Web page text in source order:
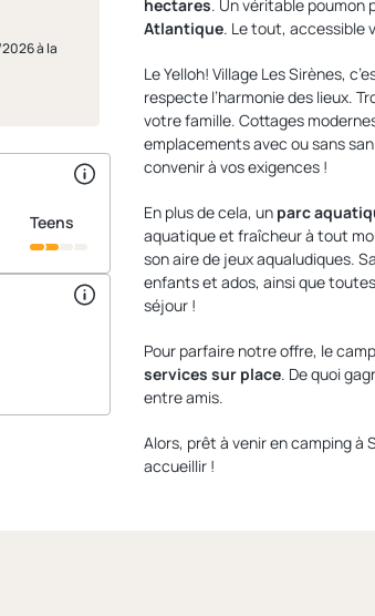
à la
teens
hectares. Un véritable poumon
Atlantique. Le tout, accessible
Le Yelloh! Village Les Sirènes,
respecte l’harmonie des lieux.
votre famille. Cottages
emplacements avec ou sans
convenir à vos exigences !
En plus de cela, un parc
aquatique et fraîcheur à tout
son aire de jeux aqualudiques.
enfants et ados, ainsi que
séjour !
Pour parfaire notre offre, le
services sur place. De quoi
entre amis.
Alors, prêt à venir en camping
accueillir !